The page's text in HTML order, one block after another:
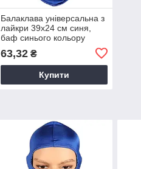
Балаклава універсальна з
лайкри 39х24 см синя,
баф синього кольору
63,32₴
Купити